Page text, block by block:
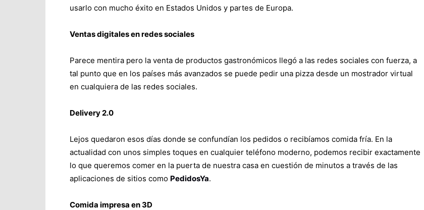
usarlo con mucho éxito en Estados Unidos y partes de Europa.
Ventas digitales en redes sociales
Parece mentira pero la venta de productos gastronómicos llegó a las redes sociales con fuerza, a
tal punto que en los países más avanzados se puede pedir una pizza desde un mostrador virtual
en cualquiera de las redes sociales.
Delivery 2.0
Lejos quedaron esos días donde se confundían los pedidos o recibíamos comida fría. En la
actualidad con unos simples toques en cualquier teléfono moderno, podemos recibir exactamente
lo que queremos comer en la puerta de nuestra casa en cuestión de minutos a través de las
aplicaciones de sitios como PedidosYa.
Comida impresa en 3D